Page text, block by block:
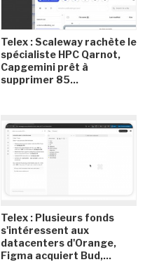
Telex : Scaleway rachète le
spécialiste HPC Qarnot,
Capgemini prêt à
supprimer 85...
Telex : Plusieurs fonds
s'intéressent aux
datacenters d'Orange,
Figma acquiert Bud,...